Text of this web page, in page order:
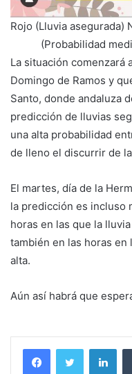
Rojo (Lluvia asegurada)
(Probabilidad
La situación comenzará
Domingo de Ramos y
Santo, donde andaluza
predicción de lluvias
una alta probabilidad
de lleno el discurrir de
El martes, día de la
la predicción es incluso
horas en las que la
también en las horas en
alta.
Aún así habrá que